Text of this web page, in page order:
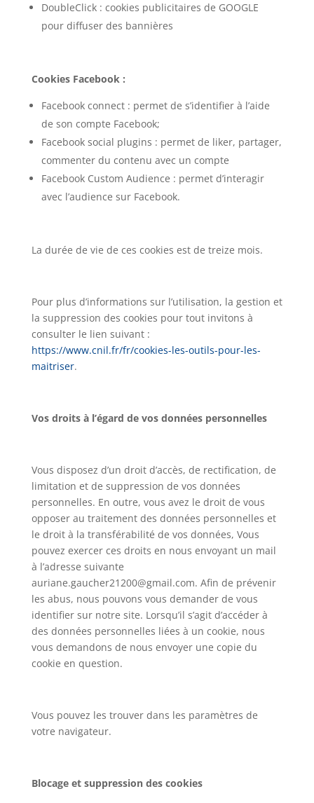
DoubleClick : cookies publicitaires de GOOGLE
pour diffuser des bannières
Cookies Facebook :
Facebook connect : permet de s’identifier à l’aide
de son compte Facebook;
Facebook social plugins : permet de liker, partager,
commenter du contenu avec un compte
Facebook Custom Audience : permet d’interagir
avec l’audience sur Facebook.
La durée de vie de ces cookies est de treize mois.
Pour plus d’informations sur l’utilisation, la gestion et
la suppression des cookies pour tout invitons à
consulter le lien suivant :
https://www.cnil.fr/fr/cookies-les-outils-pour-les-
maitriser.
Vos droits à l’égard de vos données personnelles
Vous disposez d’un droit d’accès, de rectification, de
limitation et de suppression de vos données
personnelles. En outre, vous avez le droit de vous
opposer au traitement des données personnelles et
le droit à la transférabilité de vos données, Vous
pouvez exercer ces droits en nous envoyant un mail
à l’adresse suivante
auriane.gaucher21200@gmail.com. Afin de prévenir
les abus, nous pouvons vous demander de vous
identifier sur notre site. Lorsqu’il s’agit d’accéder à
des données personnelles liées à un cookie, nous
vous demandons de nous envoyer une copie du
cookie en question.
Vous pouvez les trouver dans les paramètres de
votre navigateur.
Blocage et suppression des cookies